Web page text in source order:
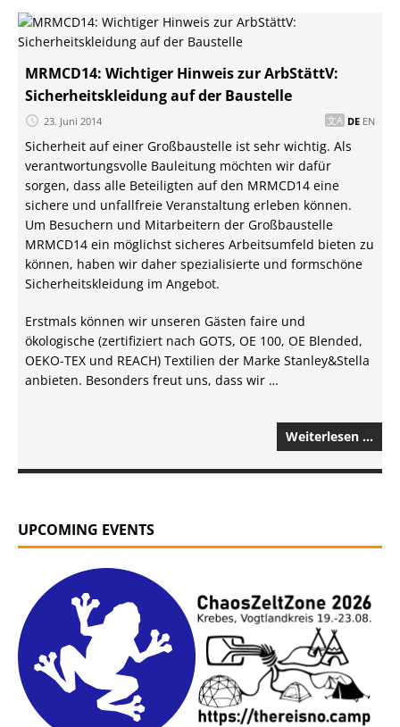
MRMCD14: Wichtiger Hinweis zur ArbStättV:
Sicherheitskleidung auf der Baustelle
23. Juni 2014 DE EN
Sicherheit auf einer Großbaustelle ist sehr wichtig. Als
verantwortungsvolle Bauleitung möchten wir dafür
sorgen, dass alle Beteiligten auf den MRMCD14 eine
sichere und unfallfreie Veranstaltung erleben können.
Um Besuchern und Mitarbeitern der Großbaustelle
MRMCD14 ein möglichst sicheres Arbeitsumfeld bieten zu
können, haben wir daher spezialisierte und formschöne
Sicherheitskleidung im Angebot.
Erstmals können wir unseren Gästen faire und
ökologische (zertifiziert nach GOTS, OE 100, OE Blended,
OEKO-TEX und REACH) Textilien der Marke Stanley&Stella
anbieten. Besonders freut uns, dass wir …
Weiterlesen …
UPCOMING EVENTS